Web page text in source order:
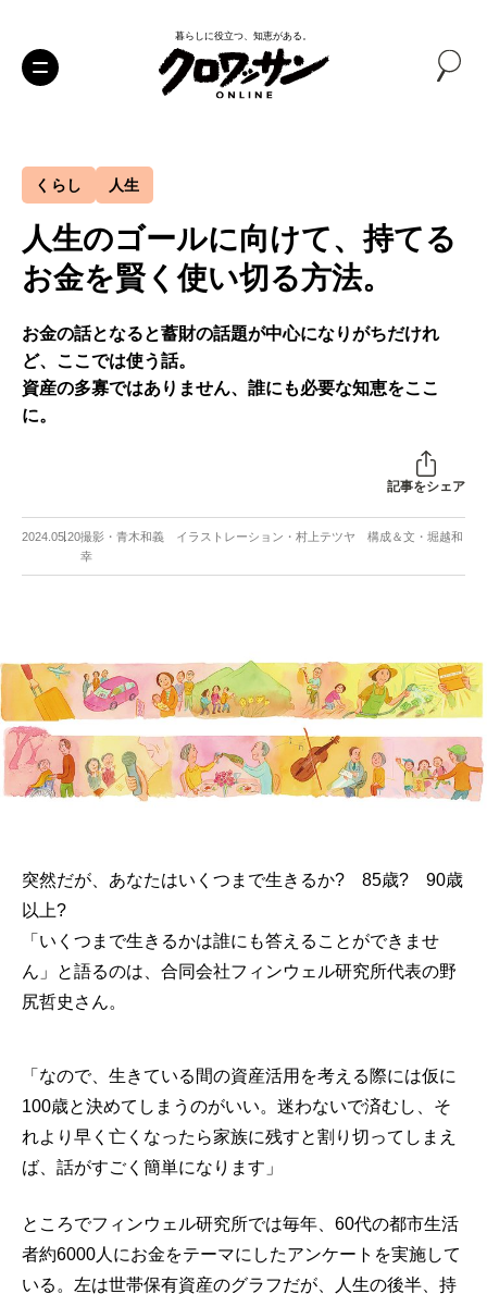
暮らしに役立つ、知恵がある。
くらし 人生
人生のゴールに向けて、持てる
お金を賢く使い切る方法。
お金の話となると蓄財の話題が中心になりがちだけれ
ど、ここでは使う話。
資産の多寡ではありません、誰にも必要な知恵をここ
に。
記事をシェア
2024.05.20撮影・青木和義 イラストレーション・村上テツヤ 構成＆文・堀越和
幸
突然だが、あなたはいくつまで生きるか? 85歳? 90歳
以上?
「いくつまで生きるかは誰にも答えることができませ
ん」と語るのは、合同会社フィンウェル研究所代表の野
尻哲史さん。
「なので、生きている間の資産活用を考える際には仮に
100歳と決めてしまうのがいい。迷わないで済むし、そ
れより早く亡くなったら家族に残すと割り切ってしまえ
ば、話がすごく簡単になります」
ところでフィンウェル研究所では毎年、60代の都市生活
者約6000人にお金をテーマにしたアンケートを実施して
いる。左は世帯保有資産のグラフだが、人生の後半、持